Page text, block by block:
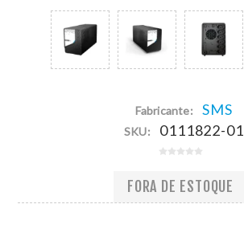
Fabricante: SMS
SKU: 0111822-01
FORA DE ESTOQUE